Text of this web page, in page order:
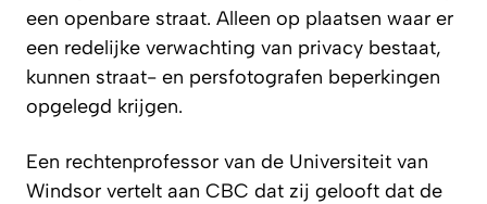
een openbare straat. Alleen op plaatsen waar er
een redelijke verwachting van privacy bestaat,
kunnen straat- en persfotografen beperkingen
opgelegd krijgen.
Een rechtenprofessor van de Universiteit van
Windsor vertelt aan CBC dat zij gelooft dat de